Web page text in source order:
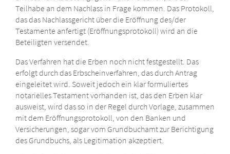
Teilhabe an dem Nachlass in Frage kommen. Das Protokoll,
das das Nachlassgericht über die Eröffnung des/der
Testamente anfertigt (Eröffnungsprotokoll) wird an die
Beteiligten versendet.
Das Verfahren hat die Erben noch nicht festgestellt. Das
erfolgt durch das Erbscheinverfahren, das durch Antrag
eingeleitet wird. Soweit jedoch ein klar formuliertes
notarielles Testament vorhanden ist, das den Erben klar
ausweist, wird das so in der Regel durch Vorlage, zusammen
mit dem Eröffnungsprotokoll, von den Banken und
Versicherungen, sogar vom Grundbuchamt zur Berichtigung
des Grundbuchs, als Legitimation akzeptiert.